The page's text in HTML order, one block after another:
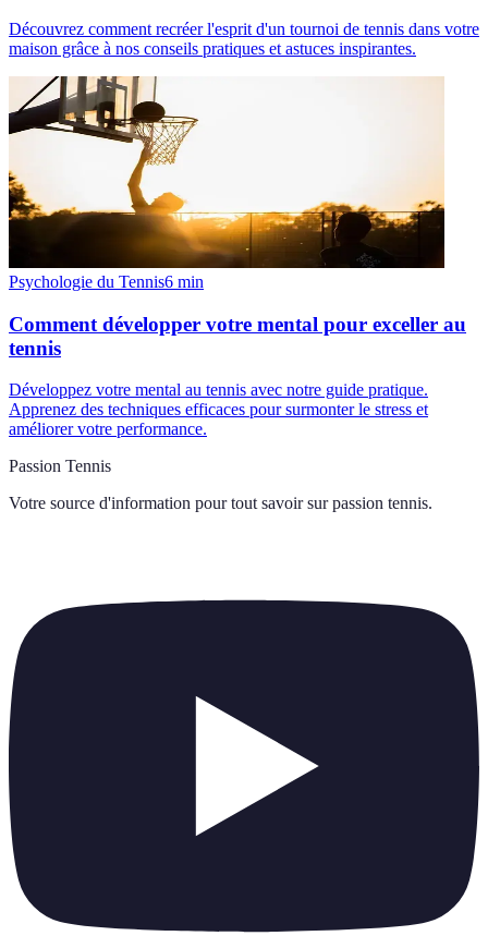
Découvrez comment recréer l'esprit d'un tournoi de tennis dans votre
maison grâce à nos conseils pratiques et astuces inspirantes.
Psychologie du Tennis6 min
Comment développer votre mental pour exceller au
tennis
Développez votre mental au tennis avec notre guide pratique.
Apprenez des techniques efficaces pour surmonter le stress et
améliorer votre performance.
Passion Tennis
Votre source d'information pour tout savoir sur passion tennis.